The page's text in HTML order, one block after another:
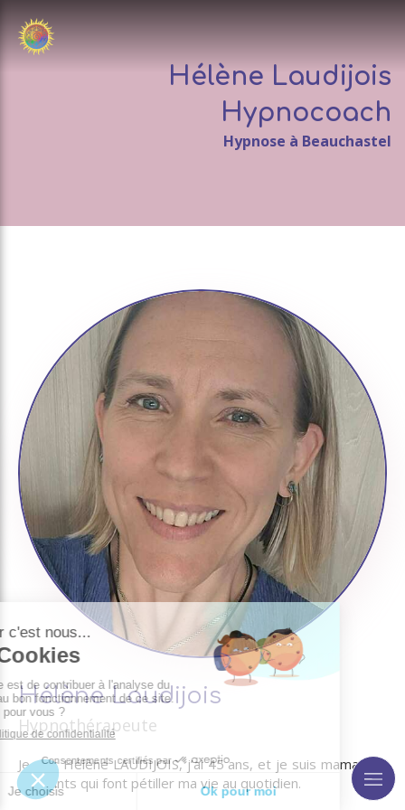
Hélène Laudijois
Hypnocoach
Hypnose à Beauchastel
Hélène Laudijois
Hypnothérapeute
Je suis Hélène LAUDIJOIS, j’ai 45 ans, et je suis maman de
3 enfants qui font pétiller ma vie au quotidien.